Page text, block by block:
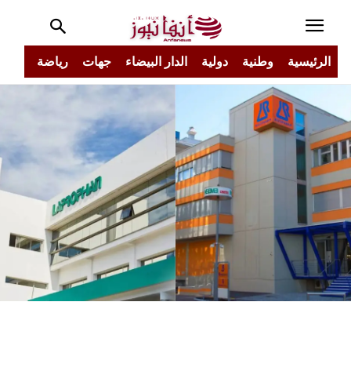
الرئيسية وطنية دولية الدار البيضاء جهات رياضة